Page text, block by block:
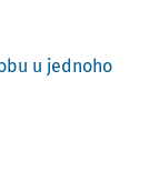
u jednoho